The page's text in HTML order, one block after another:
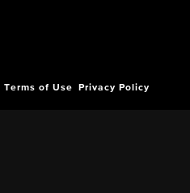
Terms of Use Privacy Policy